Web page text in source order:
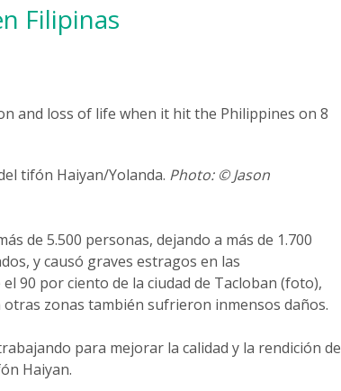
Filipinas
tifón Haiyan/Yolanda. Photo: © Jason
de 5.500 personas, dejando a más de 1.700
y causó graves estragos en las
90 por ciento de la ciudad de Tacloban (foto),
zonas también sufrieron inmensos daños.
para mejorar la calidad y la rendición de
Haiyan.